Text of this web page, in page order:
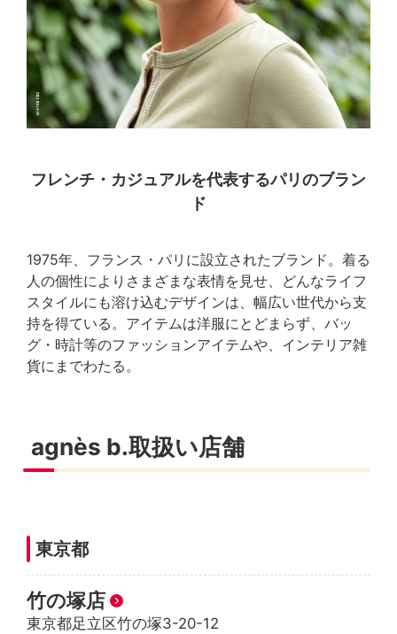
フレンチ・カジュアルを代表するパリのブラン
ド
1975年、フランス・パリに設立されたブランド。着る
人の個性によりさまざまな表情を見せ、どんなライフ
スタイルにも溶け込むデザインは、幅広い世代から支
持を得ている。アイテムは洋服にとどまらず、バッ
グ・時計等のファッションアイテムや、インテリア雑
貨にまでわたる。
agnès b.取扱い店舗
東京都
竹の塚店
東京都足立区竹の塚3-20-12